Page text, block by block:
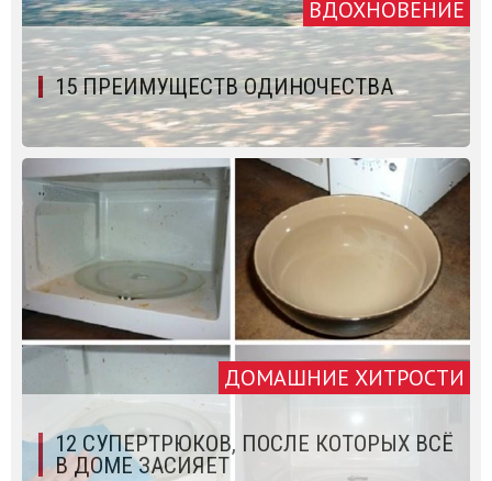
ВДОХНОВЕНИЕ
15 ПРЕИМУЩЕСТВ ОДИНОЧЕСТВА
ДОМАШНИЕ ХИТРОСТИ
12 СУПЕРТРЮКОВ, ПОСЛЕ КОТОРЫХ ВСЁ
В ДОМЕ ЗАСИЯЕТ